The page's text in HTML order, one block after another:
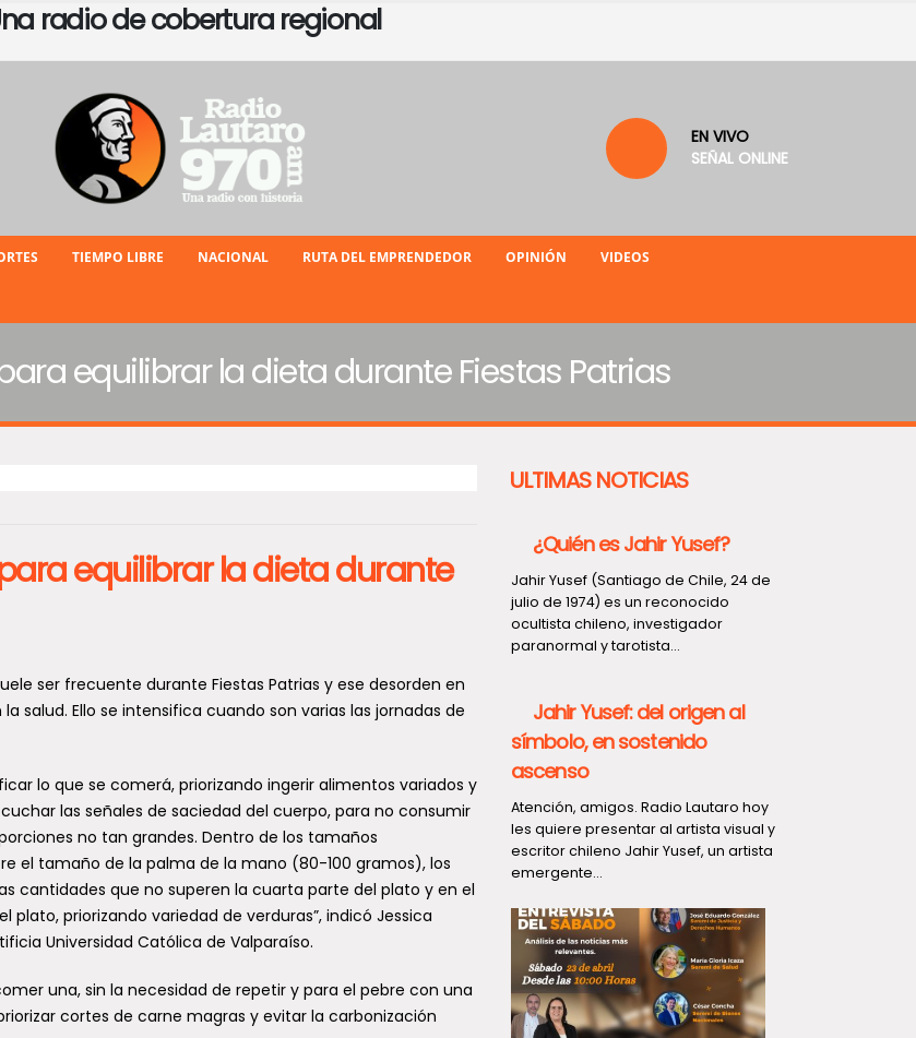
radio de cobertura regional
EN VIVO
SEÑAL ONLINE
TIEMPO LIBRE NACIONAL RUTA DEL EMPRENDEDOR OPINIÓN VIDEOS
equilibrar la dieta durante Fiestas Patrias
equilibrar la dieta durante
ser frecuente durante Fiestas Patrias y ese desorden en
salud. Ello se intensifica cuando son varias las jornadas de
lo que se comerá, priorizando ingerir alimentos variados y
las señales de saciedad del cuerpo, para no consumir
no tan grandes. Dentro de los tamaños
el tamaño de la palma de la mano (80-100 gramos), los
cantidades que no superen la cuarta parte del plato y en el
priorizando variedad de verduras”, indicó Jessica
Universidad Católica de Valparaíso.
una, sin la necesidad de repetir y para el pebre con una
cortes de carne magras y evitar la carbonización
ULTIMAS NOTICIAS
¿Quién es Jahir Yusef?
Jahir Yusef (Santiago de Chile, 24 de
julio de 1974) es un reconocido
ocultista chileno, investigador
paranormal y tarotista...
Jahir Yusef: del origen al
símbolo, en sostenido
ascenso
Atención, amigos. Radio Lautaro hoy
les quiere presentar al artista visual y
escritor chileno Jahir Yusef, un artista
emergente...